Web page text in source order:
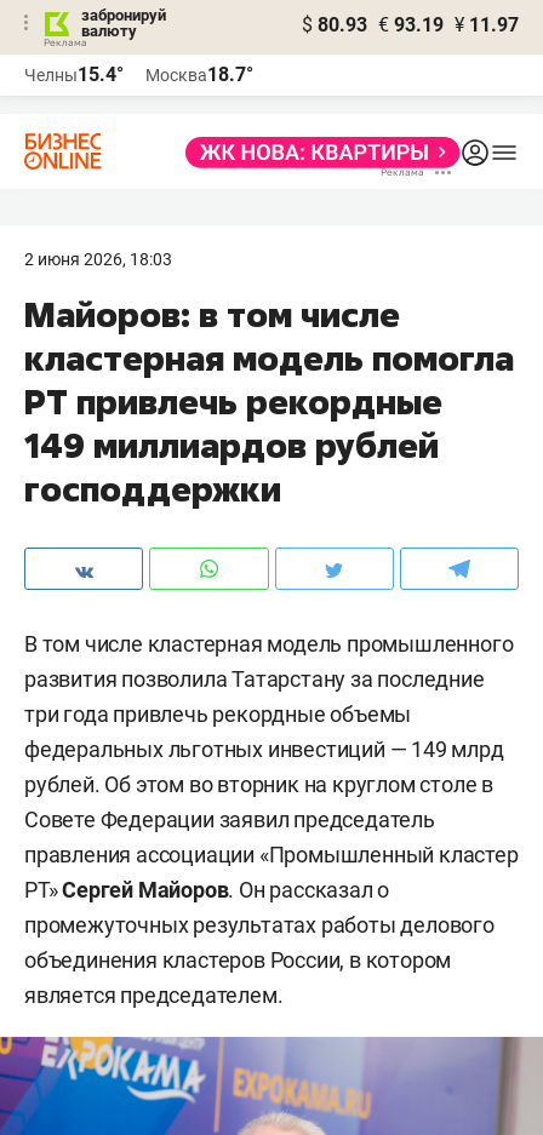
забронируй
валюту
$ 80.93 € 93.19 ¥ 11.97
Челны15.4° Москва18.7°
2 июня 2026, 18:03
Майоров: в том числе
кластерная модель помогла
РТ привлечь рекордные
149 миллиардов рублей
господдержки
В том числе кластерная модель промышленного
развития позволила Татарстану за последние
три года привлечь рекордные объемы
федеральных льготных инвестиций — 149 млрд
рублей. Об этом во вторник на круглом столе в
Совете Федерации заявил председатель
правления ассоциации «Промышленный кластер
РТ»Сергей Майоров. Он рассказал о
промежуточных результатах работы делового
объединения кластеров России, в котором
является председателем.